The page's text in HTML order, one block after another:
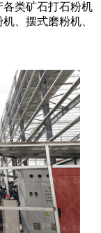
类矿石打石粉机
、摆式磨粉机、